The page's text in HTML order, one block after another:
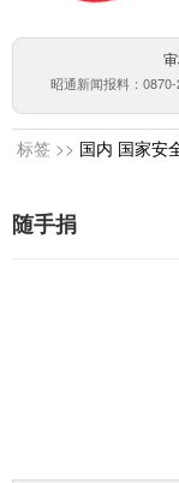
昭通新闻报料：
标签 >> 国内 国家安
随手捐